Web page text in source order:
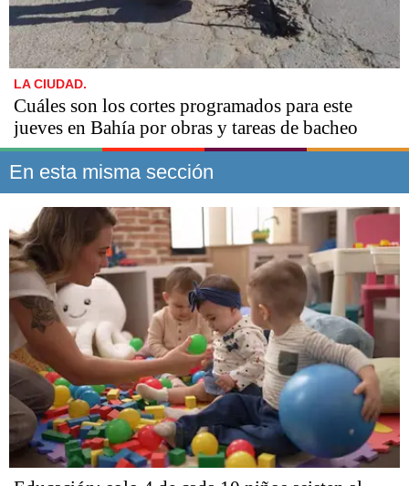
LA CIUDAD.
Cuáles son los cortes programados para este
jueves en Bahía por obras y tareas de bacheo
En esta misma sección